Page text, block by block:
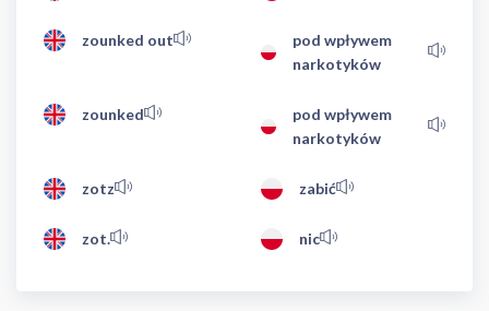
zounked out
pod wpływem
narkotyków
zounked
pod wpływem
narkotyków
zotz zabić
zot. nic